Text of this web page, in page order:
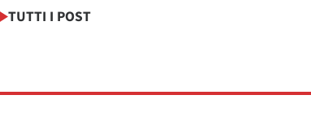
TUTTI I POST